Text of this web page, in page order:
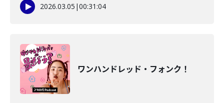
2026.03.05 |00:31:04
ワンハンドレッド・フォンク！